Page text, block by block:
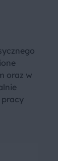
oraz w
pracy